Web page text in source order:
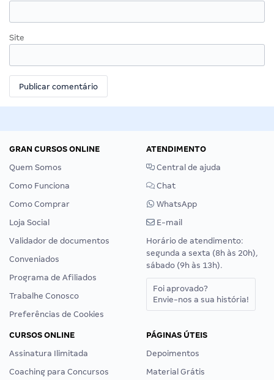
Site
GRAN CURSOS ONLINE
Quem Somos
Como Funciona
Como Comprar
Loja Social
Validador de documentos
Conveniados
Programa de Afiliados
Trabalhe Conosco
Preferências de Cookies
ATENDIMENTO
Central de ajuda
Chat
WhatsApp
E-mail
Horário de atendimento:
segunda a sexta (8h às 20h),
sábado (9h às 13h).
Foi aprovado?
Envie-nos a sua história!
CURSOS ONLINE
Assinatura Ilimitada
Coaching para Concursos
PÁGINAS ÚTEIS
Depoimentos
Material Grátis